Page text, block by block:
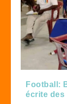
Football:
écrite des